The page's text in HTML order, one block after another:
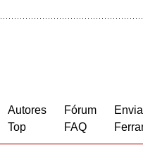
Autores
Top
Fórum
FAQ